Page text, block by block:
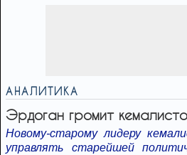
АНАЛИТИКА
Эрдоган громит
Новому-старому лидеру
управлять старейшей